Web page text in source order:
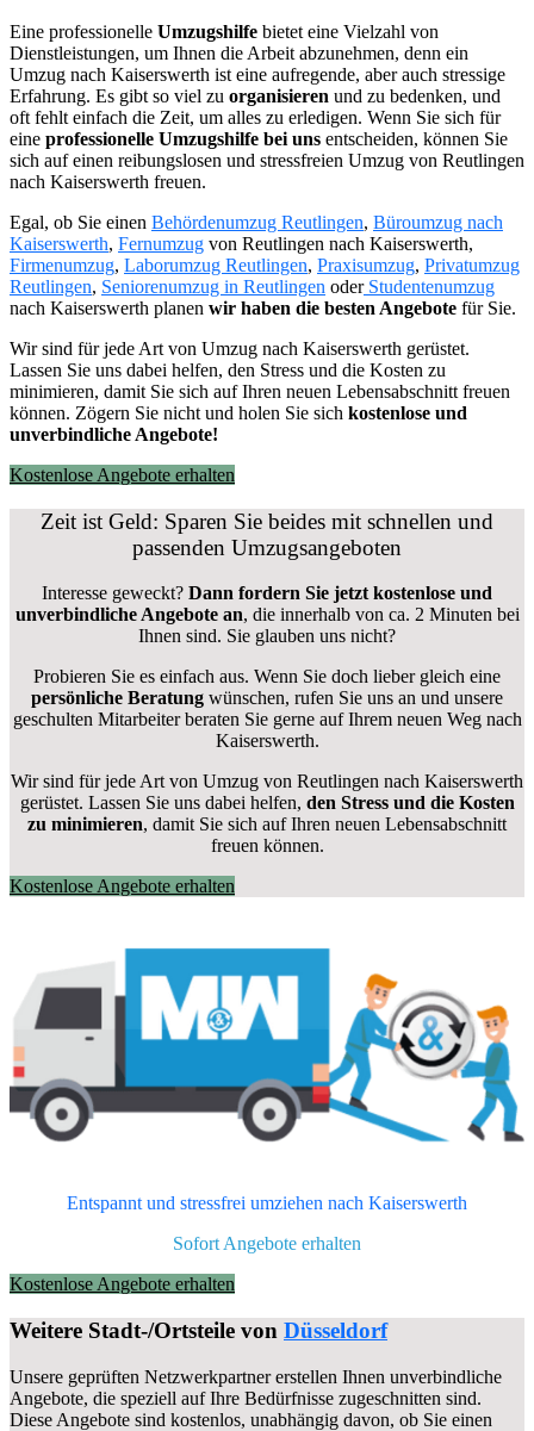
Eine professionelle Umzugshilfe bietet eine Vielzahl von
Dienstleistungen, um Ihnen die Arbeit abzunehmen, denn ein
Umzug nach Kaiserswerth ist eine aufregende, aber auch stressige
Erfahrung. Es gibt so viel zu organisieren und zu bedenken, und
oft fehlt einfach die Zeit, um alles zu erledigen. Wenn Sie sich für
eine professionelle Umzugshilfe bei uns entscheiden, können Sie
sich auf einen reibungslosen und stressfreien Umzug von Reutlingen
nach Kaiserswerth freuen.
Egal, ob Sie einen Behördenumzug Reutlingen, Büroumzug nach
Kaiserswerth, Fernumzug von Reutlingen nach Kaiserswerth,
Firmenumzug, Laborumzug Reutlingen, Praxisumzug, Privatumzug
Reutlingen, Seniorenumzug in Reutlingen oderStudentenumzug
nach Kaiserswerth planen wir haben die besten Angebote für Sie.
Wir sind für jede Art von Umzug nach Kaiserswerth gerüstet.
Lassen Sie uns dabei helfen, den Stress und die Kosten zu
minimieren, damit Sie sich auf Ihren neuen Lebensabschnitt freuen
können. Zögern Sie nicht und holen Sie sich kostenlose und
unverbindliche Angebote!
Kostenlose Angebote erhalten
Zeit ist Geld: Sparen Sie beides mit schnellen und
passenden Umzugsangeboten
Interesse geweckt? Dann fordern Sie jetzt kostenlose und
unverbindliche Angebote an, die innerhalb von ca. 2 Minuten bei
Ihnen sind. Sie glauben uns nicht?
Probieren Sie es einfach aus. Wenn Sie doch lieber gleich eine
persönliche Beratung wünschen, rufen Sie uns an und unsere
geschulten Mitarbeiter beraten Sie gerne auf Ihrem neuen Weg nach
Kaiserswerth.
Wir sind für jede Art von Umzug von Reutlingen nach Kaiserswerth
gerüstet. Lassen Sie uns dabei helfen, den Stress und die Kosten
zu minimieren, damit Sie sich auf Ihren neuen Lebensabschnitt
freuen können.
Kostenlose Angebote erhalten
Entspannt und stressfrei umziehen nach Kaiserswerth
Sofort Angebote erhalten
Kostenlose Angebote erhalten
Weitere Stadt-/Ortsteile von Düsseldorf
Unsere geprüften Netzwerkpartner erstellen Ihnen unverbindliche
Angebote, die speziell auf Ihre Bedürfnisse zugeschnitten sind.
Diese Angebote sind kostenlos, unabhängig davon, ob Sie einen